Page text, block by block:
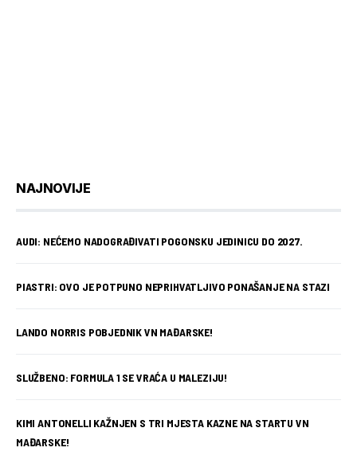
NAJNOVIJE
AUDI: NEĆEMO NADOGRAĐIVATI POGONSKU JEDINICU DO 2027.
PIASTRI: OVO JE POTPUNO NEPRIHVATLJIVO PONAŠANJE NA STAZI
LANDO NORRIS POBJEDNIK VN MAĐARSKE!
SLUŽBENO: FORMULA 1 SE VRAĆA U MALEZIJU!
KIMI ANTONELLI KAŽNJEN S TRI MJESTA KAZNE NA STARTU VN
MAĐARSKE!